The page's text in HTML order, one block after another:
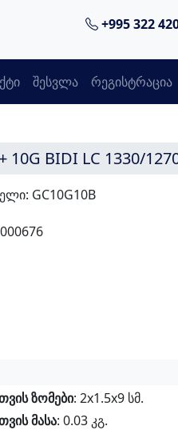
+995 322
შესვლა რეგისტრაცია
10G BIDI LC 1330/
GC10G10B
ზომები: 2x1.5x9 სმ.
მასა: 0.03 კგ.